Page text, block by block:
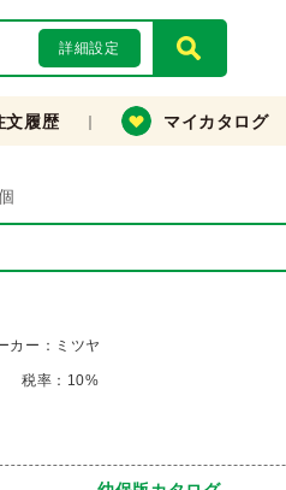
詳細設定
合計： 0円
文履歴 マイカタログ
カー： ミツヤ
税率： 10%